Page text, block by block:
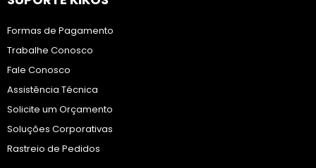
Formas de Pagamento
Trabalhe Conosco
Fale Conosco
Assistência Técnica
Solicite um Orçamento
Soluções Corporativas
Rastreio de Pedidos